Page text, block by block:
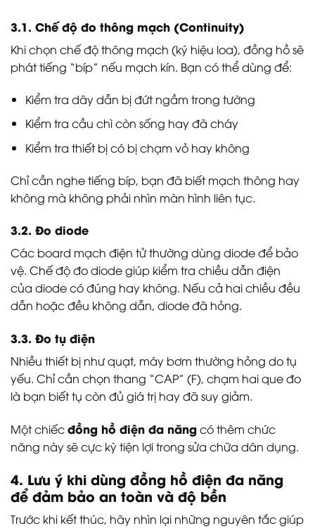
3.1. Chế độ đo thông mạch (Continuity)
Khi chọn chế độ thông mạch (ký hiệu loa), đồng hồ sẽ
phát tiếng “bíp” nếu mạch kín. Bạn có thể dùng để:
Kiểm tra dây dẫn bị đứt ngầm trong tường
Kiểm tra cầu chì còn sống hay đã cháy
Kiểm tra thiết bị có bị chạm vỏ hay không
Chỉ cần nghe tiếng bíp, bạn đã biết mạch thông hay
không mà không phải nhìn màn hình liên tục.
3.2. Đo diode
Các board mạch điện tử thường dùng diode để bảo
vệ. Chế độ đo diode giúp kiểm tra chiều dẫn điện
của diode có đúng hay không. Nếu cả hai chiều đều
dẫn hoặc đều không dẫn, diode đã hỏng.
3.3. Đo tụ điện
Nhiều thiết bị như quạt, máy bơm thường hỏng do tụ
yếu. Chỉ cần chọn thang “CAP” (F), chạm hai que đo
là bạn biết tụ còn đủ giá trị hay đã suy giảm.
Một chiếcđồng hồ điện đa năngcó thêm chức
năng này sẽ cực kỳ tiện lợi trong sửa chữa dân dụng.
4. Lưu ý khi dùng đồng hồ điện đa năng
để đảm bảo an toàn và độ bền
Trước khi kết thúc, hãy nhìn lại những nguyên tắc giúp